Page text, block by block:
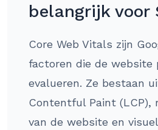
belangrijk voor
Core Web Vitals zijn
factoren die de website
evalueren. Ze bestaan
Contentful Paint (LCP),
van de website en